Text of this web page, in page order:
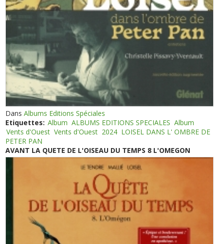
DansAlbums Editions Spéciales
Etiquettes: Album ALBUMS EDITIONS SPECIALES Album
Vents d'Ouest Vents d'Ouest 2024 LOISEL DANS L' OMBRE DE
PETER PAN
AVANT LA QUETE DE L'OISEAU DU TEMPS 8 L'OMEGON